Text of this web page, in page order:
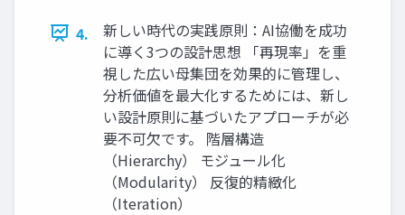
4.
新しい時代の実践原則：AI協働を成功
に導く3つの設計思想 「再現率」を重
視した広い母集団を効果的に管理し、
分析価値を最大化するためには、新し
い設計原則に基づいたアプローチが必
要不可欠です。 階層構造
（Hierarchy） モジュール化
（Modularity） 反復的精緻化
（Iteration）